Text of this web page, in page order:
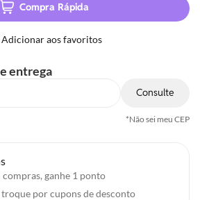
Compra Rápida
Adicionar aos favoritos
entrega
Consulte
*Não sei meu CEP
compras, ganhe 1 ponto
por cupons de desconto